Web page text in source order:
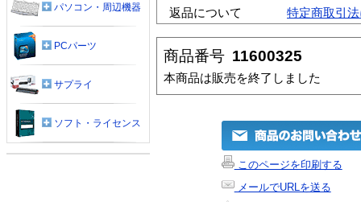
返品について
特定商取引
商品番号 11600325
本商品は販売を終了しました
このページを印刷する
メールでURLを送る
パソコン・周辺機器
PCパーツ
サプライ
ソフト・ライセンス